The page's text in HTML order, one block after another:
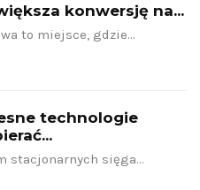
konwersję na...
to miejsce, gdzie…
technologie
stacjonarnych sięga…